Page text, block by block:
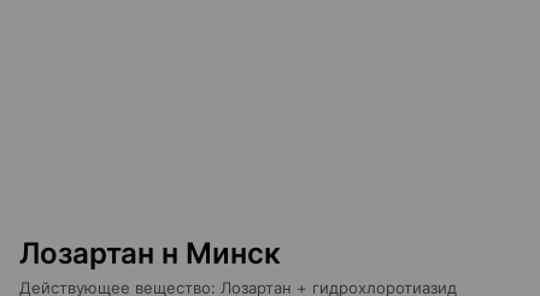
Лозартан н Минск
Действующее вещество: Лозартан + гидрохлоротиазид